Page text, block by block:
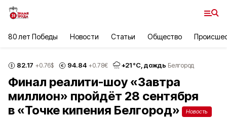
80 лет Победы Новости Статьи Общество
82.17 +0.76$ 94.84 +0.78€ +21°С, дождь Белгород
Финал реалити-шоу «Завтра
миллион» пройдёт 28 сентября
в «Точке кипения Белгород»
Новость